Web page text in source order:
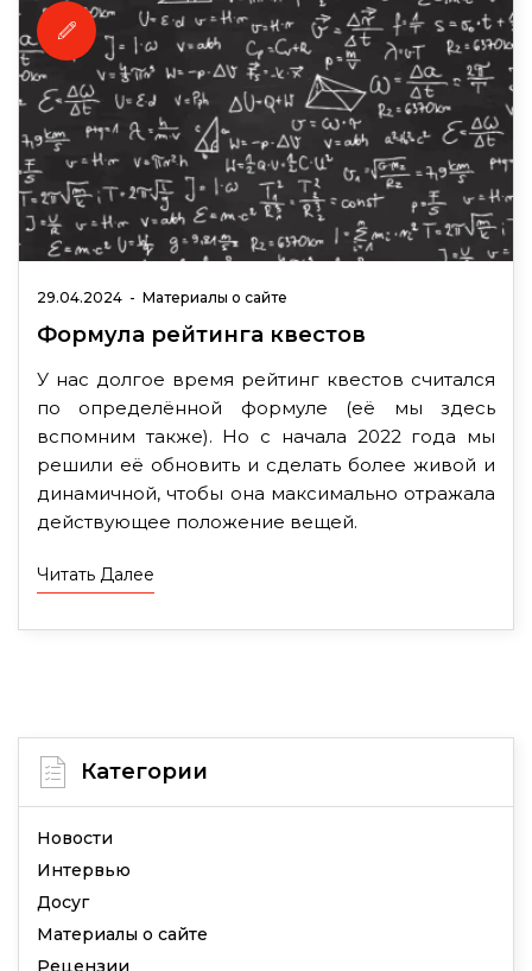
29.04.2024 - Материалы о сайте
Формула рейтинга квестов
У нас долгое время рейтинг квестов считался
по определённой формуле (её мы здесь
вспомним также). Но с начала 2022 года мы
решили её обновить и сделать более живой и
динамичной, чтобы она максимально отражала
действующее положение вещей.
Читать Далее
Категории
Новости
Интервью
Досуг
Материалы о сайте
Рецензии